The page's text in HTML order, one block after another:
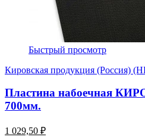
Быстрый просмотр
Кировская продукция (Россия)
Пластина набоечная
700мм.
1 029,50 ₽